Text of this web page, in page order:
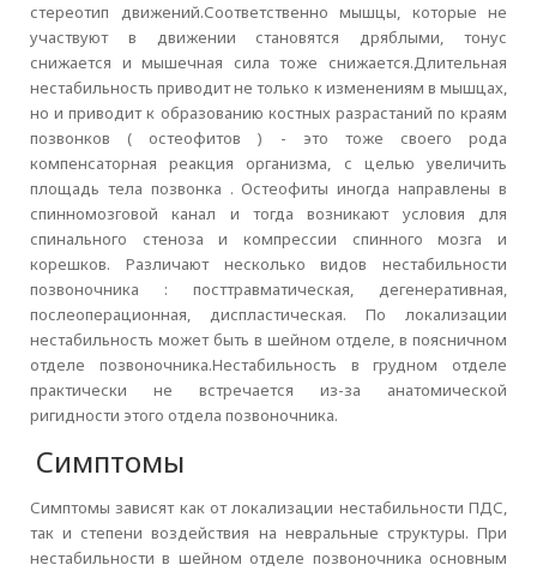
стереотип движений.Соответственно мышцы, которые не
участвуют в движении становятся дряблыми, тонус
снижается и мышечная сила тоже снижается.Длительная
нестабильность приводит не только к изменениям в мышцах,
но и приводит к образованию костных разрастаний по краям
позвонков ( остеофитов ) - это тоже своего рода
компенсаторная реакция организма, с целью увеличить
площадь тела позвонка . Остеофиты иногда направлены в
спинномозговой канал и тогда возникают условия для
спинального стеноза и компрессии спинного мозга и
корешков. Различают несколько видов нестабильности
позвоночника : посттравматическая, дегенеративная,
послеоперационная, диспластическая. По локализации
нестабильность может быть в шейном отделе, в поясничном
отделе позвоночника.Нестабильность в грудном отделе
практически не встречается из-за анатомической
ригидности этого отдела позвоночника.
Симптомы
Симптомы зависят как от локализации нестабильности ПДС,
так и степени воздействия на невральные структуры. При
нестабильности в шейном отделе позвоночника основным